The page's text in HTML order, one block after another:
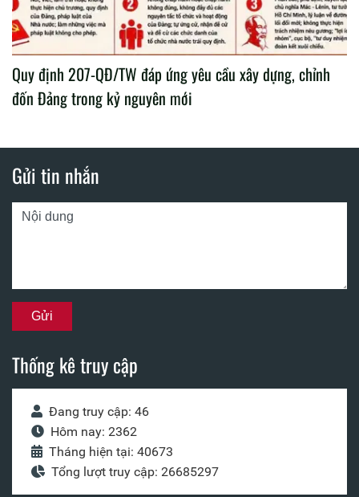
Quy định 207-QĐ/TW đáp ứng yêu cầu xây dựng, chỉnh
đốn Đảng trong kỷ nguyên mới
Gửi tin nhắn
Thống kê truy cập
Đang truy cập: 46
Hôm nay: 2362
Tháng hiện tại: 40673
Tổng lượt truy cập: 26685297